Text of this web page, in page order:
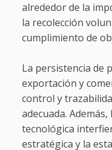
alrededor de la
la recolección
cumplimiento de
La persistencia de
exportación y
control y
adecuada.
tecnológica
estratégica y la